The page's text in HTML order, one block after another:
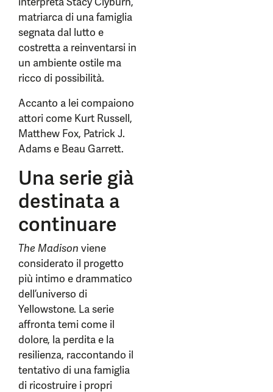
matriarca di una famiglia
segnata dal lutto e
costretta a reinventarsi in
un ambiente ostile ma
ricco di possibilità.
Accanto a lei compaiono
attori come Kurt Russell,
Matthew Fox, Patrick J.
Adams e Beau Garrett.
Una serie già
destinata a
continuare
The Madison viene
considerato il progetto
più intimo e drammatico
dell’universo di
Yellowstone. La serie
affronta temi come il
dolore, la perdita e la
resilienza, raccontando il
tentativo di una famiglia
di ricostruire i propri